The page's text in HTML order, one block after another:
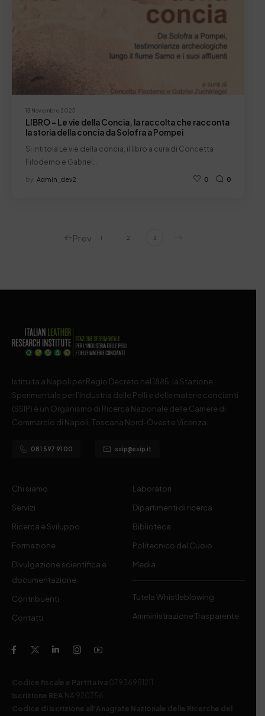
13 Novembre 2025
LIBRO – Le vie della Concia, la raccolta che racconta
la storia della concia da Solofra a Pompei
Si intitola Le vie della concia, il libro a cura di Concetta
Filodemo e Gabriel…
by Admin_dev2 0 0
Prev 1 2 3
Istituita a Napoli per Regio Decreto nel 1885, la Stazione
Sperimentale per l’Industria delle Pelli e delle materie concianti
(SSIP) è un Organismo di Ricerca Nazionale delle Camere di
Commercio di Napoli, Toscana Nord-Ovest e Vicenza.
081 597 91 00 ssip@ssip.it
Chi siamo
Servizi
Ricerca e Sviluppo
Formazione
Divulgazione scientifica e
documentazione
Contribuenti
Contatti
Laboratori
Dipartimenti di ricerca
Biblioteca
Politecnico del Cuoio
Media
Tutela Whistleblowing
Amministrazione Trasparente
Codice fiscale e Partita Iva 07936981211
Iscrizione REA NA 920756
Codice di iscrizione all’Anagrafe Nazionale delle Ricerche del